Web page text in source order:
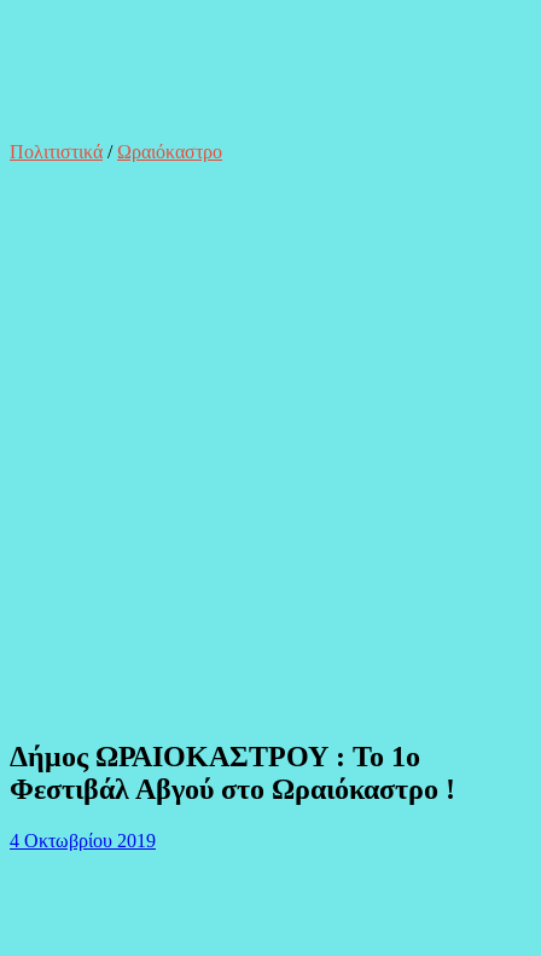
Πολιτιστικά /Ωραιόκαστρο
Δήμος ΩΡΑΙΟΚΑΣΤΡΟΥ : To 1ο
Φεστιβάλ Αβγού στο Ωραιόκαστρο !
4 Οκτωβρίου 2019